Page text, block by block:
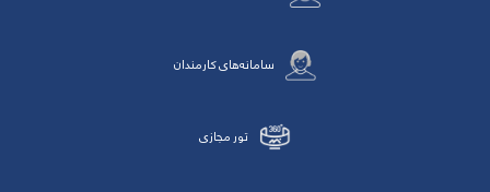
سامانه‌های کارمندان
تور مجازی